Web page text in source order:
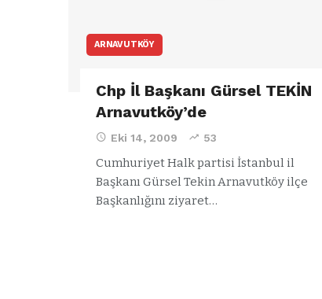
ARNAVUTKÖY
Chp İl Başkanı Gürsel TEKİN
Arnavutköy’de
Eki 14, 2009 53
Cumhuriyet Halk partisi İstanbul il
Başkanı Gürsel Tekin Arnavutköy ilçe
Başkanlığını ziyaret…